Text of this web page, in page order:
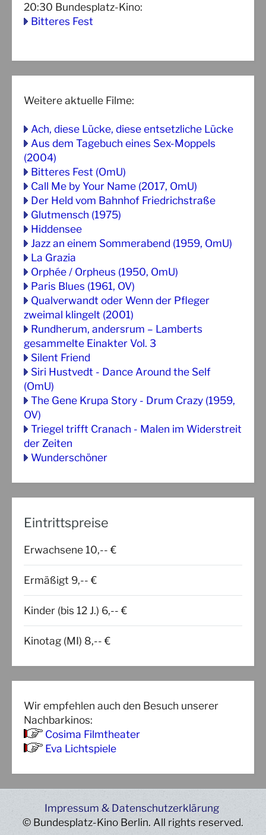
20:30 Bundesplatz-Kino:
Bitteres Fest
Weitere aktuelle Filme:
Ach, diese Lücke, diese entsetzliche Lücke
Aus dem Tagebuch eines Sex-Moppels
(2004)
Bitteres Fest (OmU)
Call Me by Your Name (2017, OmU)
Der Held vom Bahnhof Friedrichstraße
Glutmensch (1975)
Hiddensee
Jazz an einem Sommerabend (1959, OmU)
La Grazia
Orphée / Orpheus (1950, OmU)
Paris Blues (1961, OV)
Qualverwandt oder Wenn der Pfleger
zweimal klingelt (2001)
Rundherum, andersrum – Lamberts
gesammelte Einakter Vol. 3
Silent Friend
Siri Hustvedt - Dance Around the Self
(OmU)
The Gene Krupa Story - Drum Crazy (1959,
OV)
Triegel trifft Cranach - Malen im Widerstreit
der Zeiten
Wunderschöner
Eintrittspreise
Erwachsene 10,-- €
Ermäßigt 9,-- €
Kinder (bis 12 J.) 6,-- €
Kinotag (MI) 8,-- €
Wir empfehlen auch den Besuch unserer
Nachbarkinos:
Cosima Filmtheater
Eva Lichtspiele
Impressum & Datenschutzerklärung
© Bundesplatz-Kino Berlin. All rights reserved.